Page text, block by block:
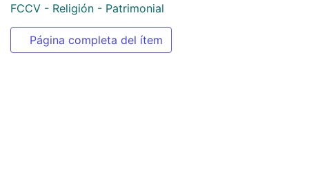
FCCV - Religión - Patrimonial
Página completa del ítem